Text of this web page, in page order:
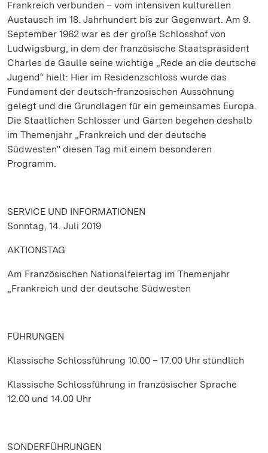
Frankreich verbunden – vom intensiven kulturellen
Austausch im 18. Jahrhundert bis zur Gegenwart. Am 9.
September 1962 war es der große Schlosshof von
Ludwigsburg, in dem der französische Staatspräsident
Charles de Gaulle seine wichtige „Rede an die deutsche
Jugend“ hielt: Hier im Residenzschloss wurde das
Fundament der deutsch-französischen Aussöhnung
gelegt und die Grundlagen für ein gemeinsames Europa.
Die Staatlichen Schlösser und Gärten begehen deshalb
im Themenjahr „Frankreich und der deutsche
Südwesten" diesen Tag mit einem besonderen
Programm.
SERVICE UND INFORMATIONEN
Sonntag, 14. Juli 2019
AKTIONSTAG
Am Französischen Nationalfeiertag im Themenjahr
„Frankreich und der deutsche Südwesten
FÜHRUNGEN
Klassische Schlossführung 10.00 – 17.00 Uhr stündlich
Klassische Schlossführung in französischer Sprache
12.00 und 14.00 Uhr
SONDERFÜHRUNGEN